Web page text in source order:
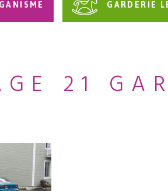
GARDERIE
21